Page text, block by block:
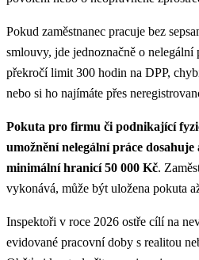
Pokud zaměstnanec pracuje bez
smlouvy, jde jednoznačně o
překročí limit 300 hodin na DPP,
nebo si ho najímáte přes
Pokuta pro firmu či podnikající
umožnění nelegální práce dosahuje
minimální hranicí 50 000 Kč.
vykonává, může být uložena pokuta
Inspektoři v roce 2026 ostře cílí na
evidované pracovní doby s realitou